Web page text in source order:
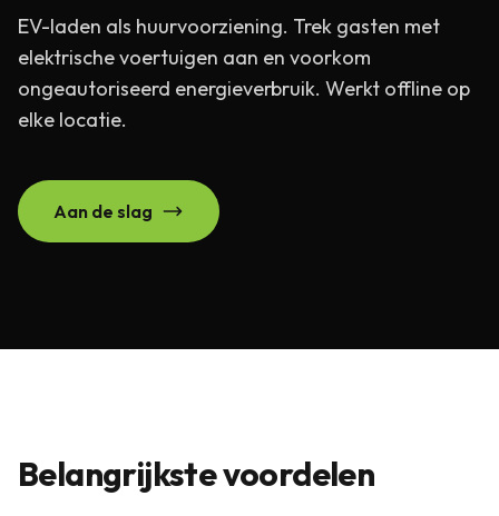
EV-laden als huurvoorziening. Trek gasten met
elektrische voertuigen aan en voorkom
ongeautoriseerd energieverbruik. Werkt offline op
elke locatie.
Aan de slag
Belangrijkste voordelen